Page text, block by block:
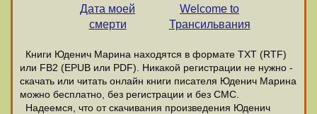
Дата моей
смерти
Welcome to
Трансильвания
Книги Юденич Марина находятся в формате ТХТ (RTF)
или FB2 (EPUB или PDF). Никакой регистрации не нужно -
скачать или читать онлайн книги писателя Юденич Марина
можно бесплатно, без регистрации и без СМС.
Надеемся, что от скачивания произведения Юденич